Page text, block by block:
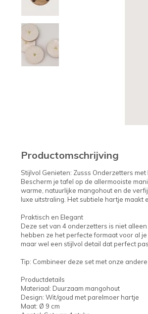
Productomschrijving
Stijlvol Genieten: Zusss Onderzetters
Bescherm je tafel op de allermooiste
warme, natuurlijke mangohout en de
luxe uitstraling. Het subtiele hartje
Praktisch en Elegant
Deze set van 4 onderzetters is niet
hebben ze het perfecte formaat voor al
maar wel een stijlvol detail dat perfect
Tip: Combineer deze set met onze
Productdetails
Materiaal: Duurzaam mangohout
Design: Wit/goud met parelmoer hartje
Maat: Ø 9 cm